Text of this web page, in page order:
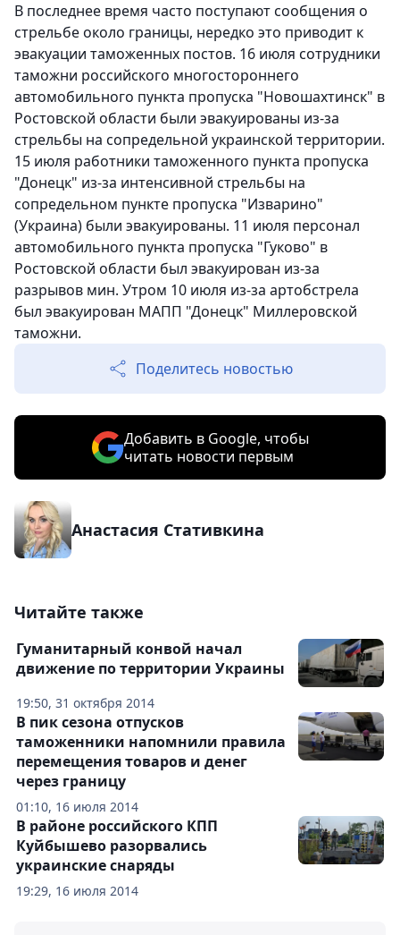
В последнее время часто поступают сообщения о
стрельбе около границы, нередко это приводит к
эвакуации таможенных постов. 16 июля сотрудники
таможни российского многостороннего
автомобильного пункта пропуска "Новошахтинск" в
Ростовской области были эвакуированы из-за
стрельбы на сопредельной украинской территории.
15 июля работники таможенного пункта пропуска
"Донецк" из-за интенсивной стрельбы на
сопредельном пункте пропуска "Изварино"
(Украина) были эвакуированы. 11 июля персонал
автомобильного пункта пропуска "Гуково" в
Ростовской области был эвакуирован из-за
разрывов мин. Утром 10 июля из-за артобстрела
был эвакуирован МАПП "Донецк" Миллеровской
таможни.
Поделитесь новостью
Добавить в Google, чтобы
читать новости первым
Анастасия Стативкина
Читайте также
19:50, 31 октября 2014
Гуманитарный конвой начал
движение по территории Украины
01:10, 16 июля 2014
В пик сезона отпусков
таможенники напомнили правила
перемещения товаров и денег
через границу
19:29, 16 июля 2014
В районе российского КПП
Куйбышево разорвались
украинские снаряды